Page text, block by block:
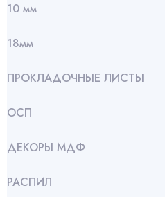
10 мм
18мм
ПРОКЛАДОЧНЫЕ ЛИСТЫ
ОСП
ДЕКОРЫ МДФ
РАСПИЛ